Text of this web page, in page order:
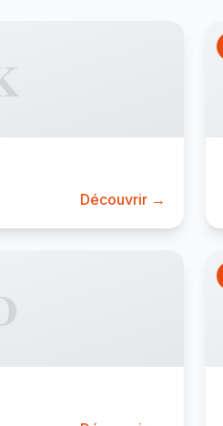
Découvrir →